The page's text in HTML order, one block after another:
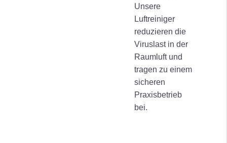
Unsere
Luftreiniger
reduzieren die
Viruslast in der
Raumluft und
tragen zu einem
sicheren
Praxisbetrieb
bei.